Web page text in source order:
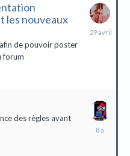
les nouveaux
de pouvoir poster
forum
29
des règles avant